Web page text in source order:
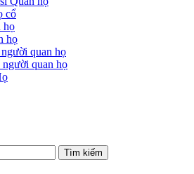
cổ
họ
họ
quan họ
người quan họ